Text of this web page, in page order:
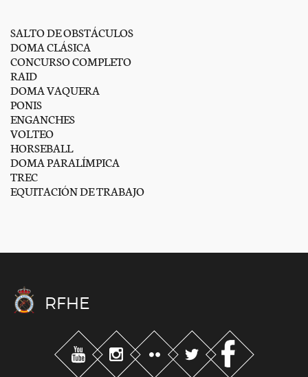
SALTO DE OBSTÁCULOS
DOMA CLÁSICA
CONCURSO COMPLETO
RAID
DOMA VAQUERA
PONIS
ENGANCHES
VOLTEO
HORSEBALL
DOMA PARALÍMPICA
TREC
EQUITACIÓN DE TRABAJO
RFHE